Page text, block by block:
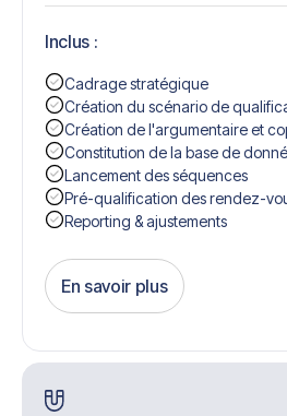
Inclus :
Cadrage stratégique
Création du scénario de
Création de l'argumentaire et
Constitution de la base de
Lancement des séquences
Pré-qualification des rendez-
Reporting & ajustements
En savoir plus
Get Started